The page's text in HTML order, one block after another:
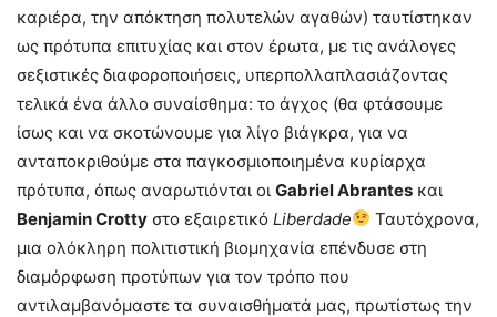
καριέρα, την απόκτηση πολυτελών αγαθών) ταυτίστηκαν
ως πρότυπα επιτυχίας και στον έρωτα, με τις ανάλογες
σεξιστικές διαφοροποιήσεις, υπερπολλαπλασιάζοντας
τελικά ένα άλλο συναίσθημα: το άγχος (θα φτάσουμε
ίσως και να σκοτώνουμε για λίγο βιάγκρα, για να
ανταποκριθούμε στα παγκοσμιοποιημένα κυρίαρχα
πρότυπα, όπως αναρωτιόνται οι Gabriel Abrantes και
Benjamin Crotty στο εξαιρετικό Liberdade
Ταυτόχρονα,
μια ολόκληρη πολιτιστική βιομηχανία επένδυσε στη
διαμόρφωση προτύπων για τον τρόπο που
αντιλαμβανόμαστε τα συναισθήματά μας, πρωτίστως την